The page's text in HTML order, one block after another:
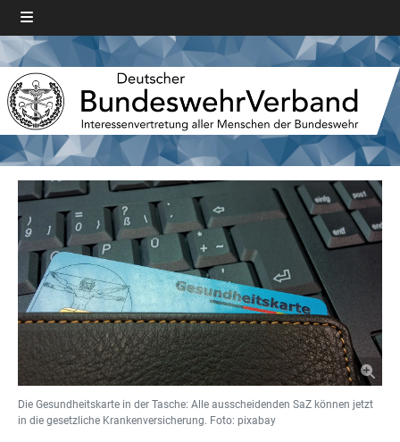
Die Gesundheitskarte in der Tasche: Alle ausscheidenden SaZ können jetzt
in die gesetzliche Krankenversicherung. Foto: pixabay